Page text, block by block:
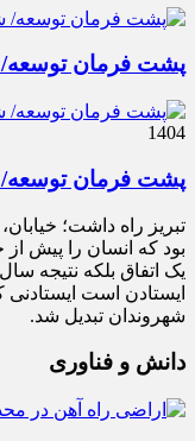
پشت فرمان توسعه/
1404
پشت فرمان توسعه/
تبریز راه داشت؛
بود که انسان را پیش از
یک اتفاق بلکه نتیجه
ایستادن است
شهروندان تبدیل شد.
دانش و فناوری